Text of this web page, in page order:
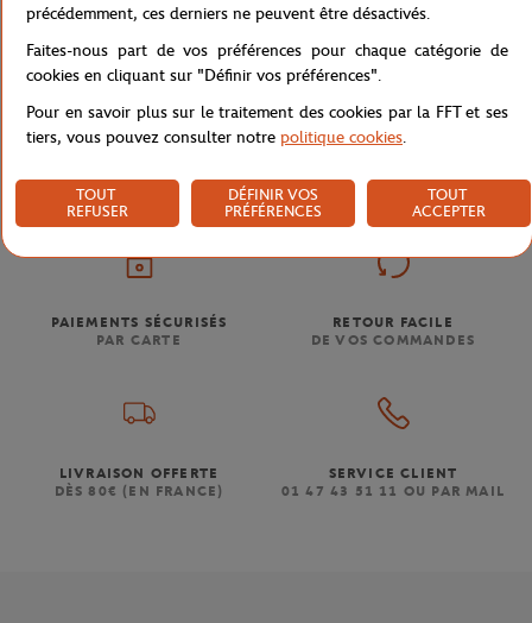
Accueil Boutique Femmes Casquette microfibre logo
PAIEMENTS SÉCURISÉS
PAR CARTE
RETOUR FACILE
DE VOS COMMANDES
LIVRAISON OFFERTE
DÈS 80€ (EN FRANCE)
SERVICE CLIENT
01 47 43 51 11 OU PAR MAIL
précédemment, ces derniers ne peuvent être désactivés.
Faites-nous part de vos préférences pour chaque catégorie de
cookies en cliquant sur "Définir vos préférences".
Pour en savoir plus sur le traitement des cookies par la FFT et ses
tiers, vous pouvez consulter notre politique cookies.
TOUT
REFUSER
DÉFINIR VOS
PRÉFÉRENCES
TOUT
ACCEPTER